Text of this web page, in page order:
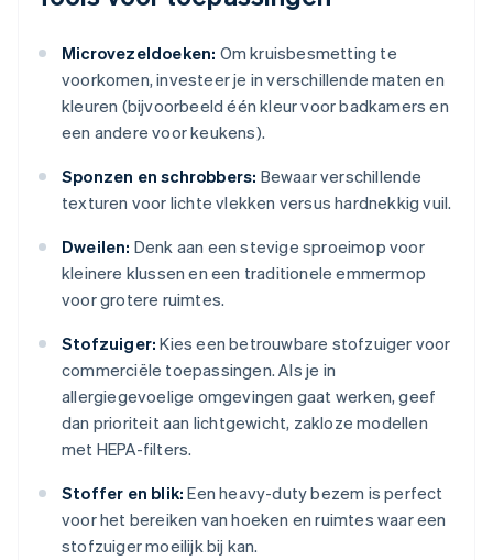
Microvezeldoeken: Om kruisbesmetting te
voorkomen, investeer je in verschillende maten en
kleuren (bijvoorbeeld één kleur voor badkamers en
een andere voor keukens).
Sponzen en schrobbers: Bewaar verschillende
texturen voor lichte vlekken versus hardnekkig vuil.
Dweilen: Denk aan een stevige sproeimop voor
kleinere klussen en een traditionele emmermop
voor grotere ruimtes.
Stofzuiger: Kies een betrouwbare stofzuiger voor
commerciële toepassingen. Als je in
allergiegevoelige omgevingen gaat werken, geef
dan prioriteit aan lichtgewicht, zakloze modellen
met HEPA-filters.
Stoffer en blik: Een heavy-duty bezem is perfect
voor het bereiken van hoeken en ruimtes waar een
stofzuiger moeilijk bij kan.